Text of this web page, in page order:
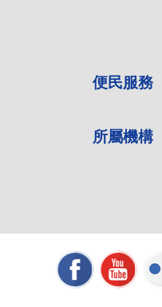
便民服務
所屬機構